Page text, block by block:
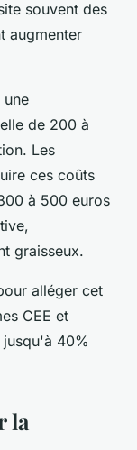
souvent des
augmenter
une
de 200 à
Les
ces coûts
à 500 euros
graisseux.
alléger cet
CEE et
40%
la